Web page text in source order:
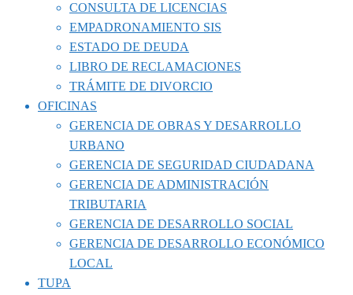
CONSULTA DE LICENCIAS
EMPADRONAMIENTO SIS
ESTADO DE DEUDA
LIBRO DE RECLAMACIONES
TRÁMITE DE DIVORCIO
OFICINAS
GERENCIA DE OBRAS Y DESARROLLO
URBANO
GERENCIA DE SEGURIDAD CIUDADANA
GERENCIA DE ADMINISTRACIÓN
TRIBUTARIA
GERENCIA DE DESARROLLO SOCIAL
GERENCIA DE DESARROLLO ECONÓMICO
LOCAL
TUPA